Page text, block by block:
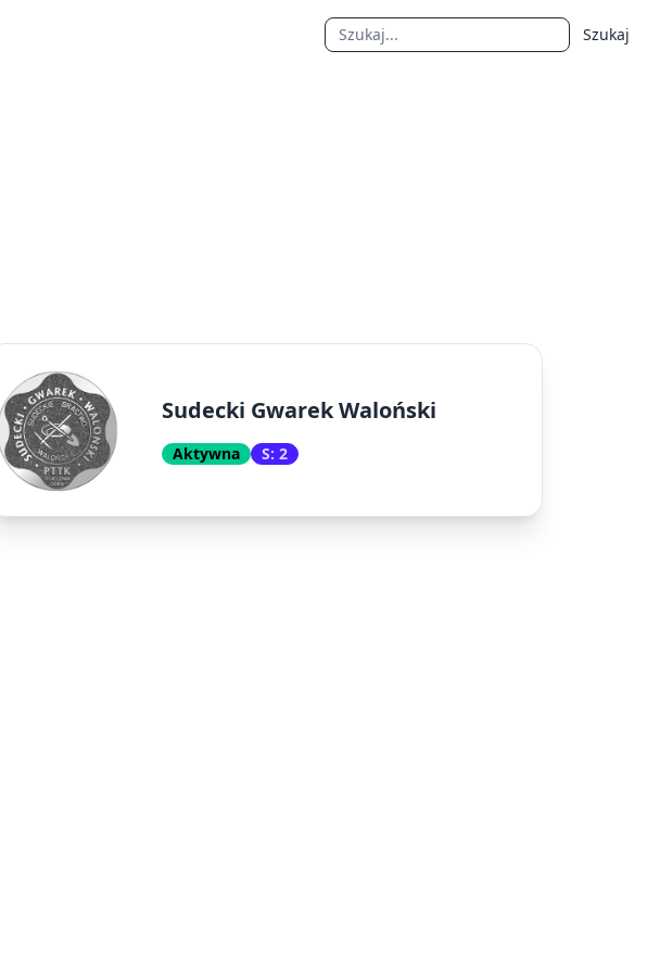
Szukaj
Sudecki Gwarek Waloński
Aktywna S: 2